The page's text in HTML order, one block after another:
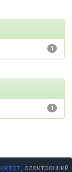
1
1
, електронний